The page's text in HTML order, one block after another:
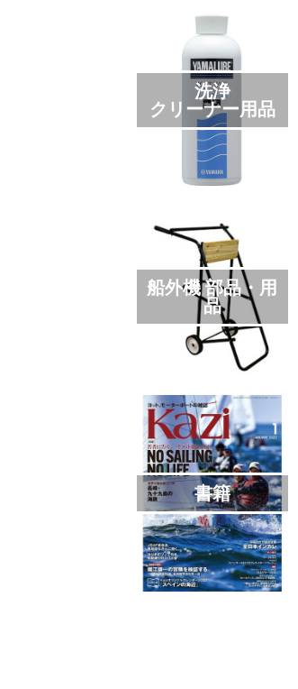
洗浄
クリーナー用品
船外機 部品・用
品
書籍